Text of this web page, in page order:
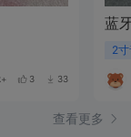
3 33
蓝
2
查看更多